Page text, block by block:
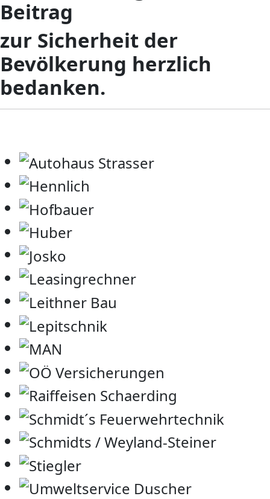
Beitrag
zur Sicherheit der
Bevölkerung herzlich
bedanken.